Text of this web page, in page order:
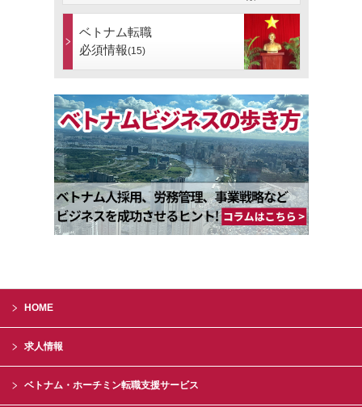
ベトナム転職
必須情報(15)
HOME
求人情報
ベトナム・ホーチミン転職支援サービス